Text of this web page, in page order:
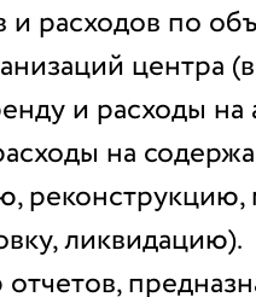
и расходов по
центра
и расходы
на
ликвидацию).